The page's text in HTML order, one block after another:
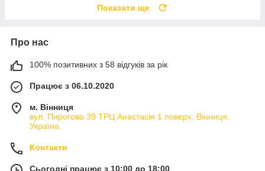
Показати ще
Про нас
100% позитивних з 58 відгуків за рік
Працює з 06.10.2020
м. Вінниця
вул. Пирогова 39 ТРЦ Анастасія 1 поверх, Вінниця,
Україна
Контакти
Сьогодні працює з 10:00 до 18:00